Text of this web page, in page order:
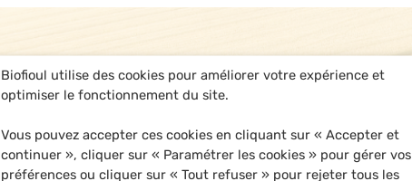
Biofioul utilise des cookies pour améliorer votre expérience et
optimiser le fonctionnement du site.
Vous pouvez accepter ces cookies en cliquant sur « Accepter et
continuer », cliquer sur « Paramétrer les cookies » pour gérer vos
préférences ou cliquer sur « Tout refuser » pour rejeter tous les